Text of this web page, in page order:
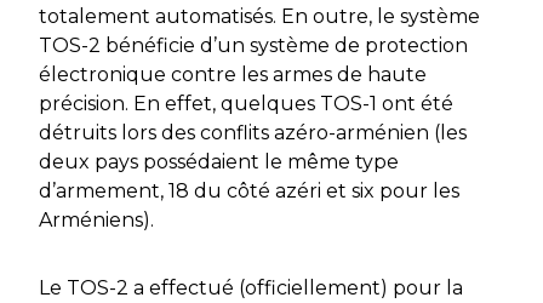
totalement automatisés. En outre, le système
TOS-2 bénéficie d’un système de protection
électronique contre les armes de haute
précision. En effet, quelques TOS-1 ont été
détruits lors des conflits azéro-arménien (les
deux pays possédaient le même type
d’armement, 18 du côté azéri et six pour les
Arméniens).
Le TOS-2 a effectué (officiellement) pour la